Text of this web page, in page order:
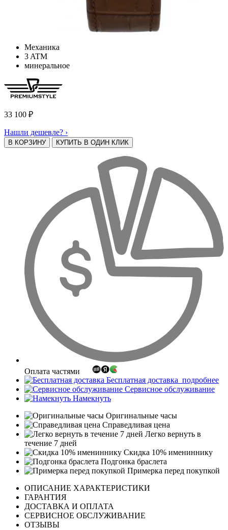
Механика
3 ATM
минеральное
33 100 ₽
Нашли дешевле? ›
В КОРЗИНУ КУПИТЬ В ОДИН КЛИК
Оплата частями
Бесплатная доставка подробнее
Сервисное обслуживание
Намекнуть
Оригинальные часы
Справедливая цена
Легко вернуть в
течение 7 дней
Скидка 10% имениннику
Подгонка браслета
Примерка перед покупкой
ОПИСАНИЕ ХАРАКТЕРИСТИКИ
ГАРАНТИЯ
ДОСТАВКА И ОПЛАТА
СЕРВИСНОЕ ОБСЛУЖИВАНИЕ
ОТЗЫВЫ